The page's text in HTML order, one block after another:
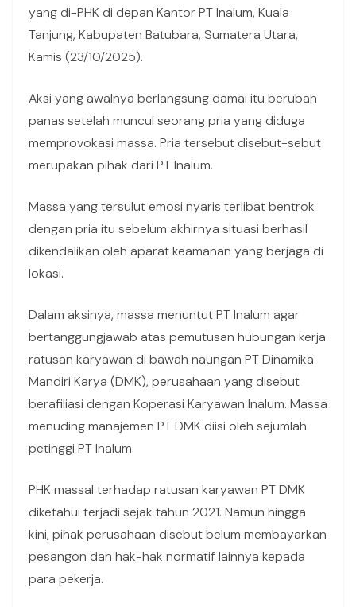
yang di-PHK di depan Kantor PT Inalum, Kuala
Tanjung, Kabupaten Batubara, Sumatera Utara,
Kamis (23/10/2025).
Aksi yang awalnya berlangsung damai itu berubah
panas setelah muncul seorang pria yang diduga
memprovokasi massa. Pria tersebut disebut-sebut
merupakan pihak dari PT Inalum.
Massa yang tersulut emosi nyaris terlibat bentrok
dengan pria itu sebelum akhirnya situasi berhasil
dikendalikan oleh aparat keamanan yang berjaga di
lokasi.
Dalam aksinya, massa menuntut PT Inalum agar
bertanggungjawab atas pemutusan hubungan kerja
ratusan karyawan di bawah naungan PT Dinamika
Mandiri Karya (DMK), perusahaan yang disebut
berafiliasi dengan Koperasi Karyawan Inalum. Massa
menuding manajemen PT DMK diisi oleh sejumlah
petinggi PT Inalum.
PHK massal terhadap ratusan karyawan PT DMK
diketahui terjadi sejak tahun 2021. Namun hingga
kini, pihak perusahaan disebut belum membayarkan
pesangon dan hak-hak normatif lainnya kepada
para pekerja.